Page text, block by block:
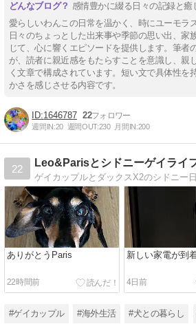
感情豊かに綴る日々の記録と癒
愛らしいわんこの日常を温かく、時にユーモラ
日々のちょっとした出来事や季節の思い出、家
じて、心に響くエピソードを提供します。筆者
が、読者に親近感をもたらすことを意識し、親
く文章で構成されています。短い文で具体性を
かさを感じさせる内容です。
1646787 22
週間IN:20 週間OUT:230 月間IN:200
22
Leo&Parisとシドニーゲイライ
ありがとうParis
22時間前
新しい家電が到
4日前
#ゲイカップル #海外生活 #犬との暮らし